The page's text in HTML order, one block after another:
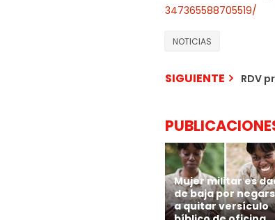
347365588705519/
NOTICIAS
SIGUIENTE RDV
Mujer militar es
de baja por
a quitar versículo